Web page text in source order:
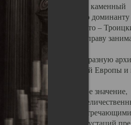
величественный каменный
и градостроительную
до разрушения Свято –
Архангельска, по праву
Архангельска.
в себе яркую и своеобразную
России, Западной Европы и
его кафедральное значение,
города. Обширный и
нигде не
символических инкрустаций